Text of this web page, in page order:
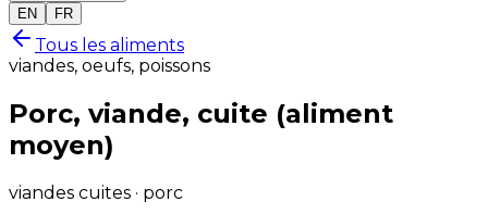
EN
FR
Tous les aliments
viandes, oeufs, poissons
Porc, viande, cuite (aliment
moyen)
viandes cuites · porc